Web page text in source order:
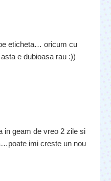
eticheta… oricum cu
e dubioasa rau :))
in geam de vreo 2 zile si
imi creste un nou